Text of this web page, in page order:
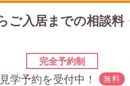
ご入居までの相談料
完全予約制
見学予約を受付中！ 無料